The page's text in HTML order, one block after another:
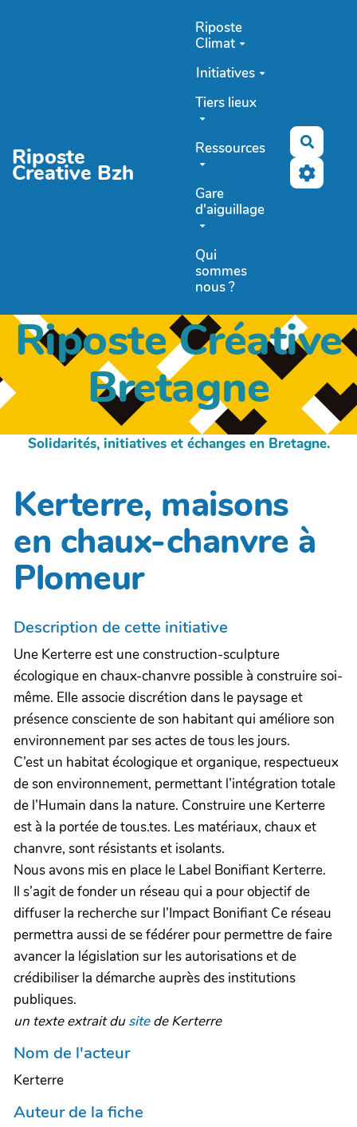
Riposte
Creative Bzh
Riposte
Climat
Initiatives
Tiers lieux
Ressources
Gare
d'aiguillage
Qui
sommes
nous ?
Riposte Créative
Bretagne
Solidarités, initiatives et échanges en Bretagne.
Kerterre, maisons
en chaux-chanvre à
Plomeur
Description de cette initiative
Une Kerterre est une construction-sculpture
écologique en chaux-chanvre possible à construire soi-
même. Elle associe discrétion dans le paysage et
présence consciente de son habitant qui améliore son
environnement par ses actes de tous les jours.
C’est un habitat écologique et organique, respectueux
de son environnement, permettant l’intégration totale
de l’Humain dans la nature. Construire une Kerterre
est à la portée de tous.tes. Les matériaux, chaux et
chanvre, sont résistants et isolants.
Nous avons mis en place le Label Bonifiant Kerterre.
Il s’agit de fonder un réseau qui a pour objectif de
diffuser la recherche sur l’Impact Bonifiant Ce réseau
permettra aussi de se fédérer pour permettre de faire
avancer la législation sur les autorisations et de
crédibiliser la démarche auprès des institutions
publiques.
un texte extrait dusitede Kerterre
Nom de l'acteur
Kerterre
Auteur de la fiche